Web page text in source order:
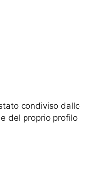
condiviso dallo
del proprio profilo